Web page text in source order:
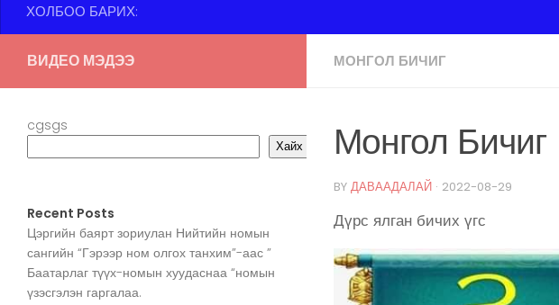
ХОЛБОО БАРИХ:
МОНГОЛ БИЧИГ
Монгол Бичиг
BY ДАВААДАЛАЙ · 2022-08-29
Дүрс ялган бичих үгс
ВИДЕО МЭДЭЭ
cgsgs
Хайх
Recent Posts
Цэргийн баярт зориулан Нийтийн номын
сангийн “Гэрээр ном олгох танхим”-аас ”
Баатарлаг түүх-номын хуудаснаа “номын
үзэсгэлэн гаргалаа.